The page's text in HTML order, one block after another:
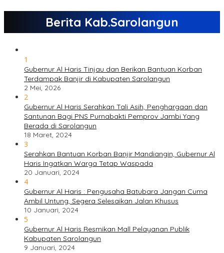
Berita Kab.Sarolangun
1
Gubernur Al Haris Tinjau dan Berikan Bantuan Korban
Terdampak Banjir di Kabupaten Sarolangun
2 Mei, 2026
2
Gubernur Al Haris Serahkan Tali Asih, Penghargaan dan
Santunan Bagi PNS Purnabakti Pemprov Jambi Yang
Berada di Sarolangun
18 Maret, 2024
3
Serahkan Bantuan Korban Banjir Mandiangin, Gubernur Al
Haris Ingatkan Warga Tetap Waspada
20 Januari, 2024
4
Gubernur Al Haris : Pengusaha Batubara Jangan Cuma
Ambil Untung, Segera Selesaikan Jalan Khusus
10 Januari, 2024
5
Gubernur Al Haris Resmikan Mall Pelayanan Publik
Kabupaten Sarolangun
9 Januari, 2024